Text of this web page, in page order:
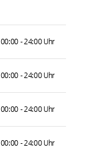
00:00 - 24:00 Uhr
00:00 - 24:00 Uhr
00:00 - 24:00 Uhr
00:00 - 24:00 Uhr